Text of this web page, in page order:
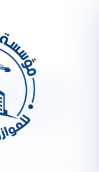
شركة
الحمامات